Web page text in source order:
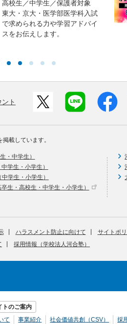
高校生／中学生／保護者対象
東大・京大・医学部医学科入試
で求められる力や学習アドバイ
スをお伝えします。
ト
載しています。
・中学生）
学生・小学生）
学生・小学生）
生・高校生・中学生・小学生）
ハラスメント防止に向けて サイトポ
採用情報（学校法人河合塾）
トのご案内
て
事業紹介 社会価値共創（CSV） 採